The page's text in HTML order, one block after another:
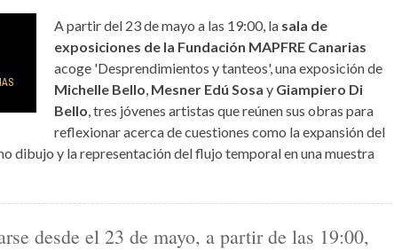
A partir del 23 de mayo a las 19:00, la sala de
exposiciones de la Fundación MAPFRE Canarias
acoge 'Desprendimientos y tanteos', una exposición de
Michelle Bello Mesner Edú Sosa yGiampiero Di
Bello , tres jóvenes artistas que reúnen sus obras para
reflexionar acerca de cuestiones como la expansión del
dibujo y la representación del flujo temporal en una muestra
desde el 23 de mayo, a partir de las 19:00,